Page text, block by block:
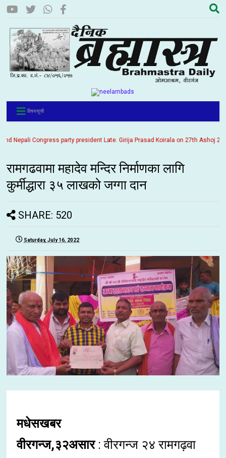
विषयसूची
Congress party president Late. Girija Prasad Koirala on 27th Ashoj
रामगढवामा महादेव मन्दिर निर्माणका लागि
कुर्मीद्धारा ३५ लाखको जग्गा दान
SHARE: 520
Saturday, July 16, 2022
मधेसखबर
वीरगन्ज,३२असार: वीरगन्ज २४ रामगढ़वा